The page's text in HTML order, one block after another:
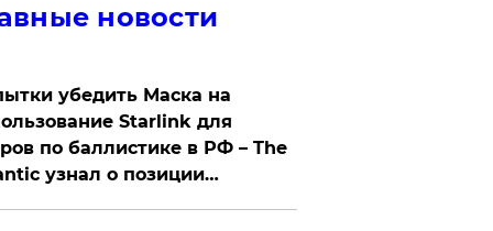
новости
убедить Маска на
Starlink для
по баллистике в РФ – The
узнал о позиции